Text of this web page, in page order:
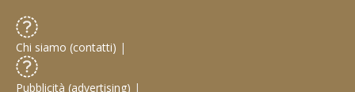
Chi siamo (contatti) |
Pubblicità (advertising) |